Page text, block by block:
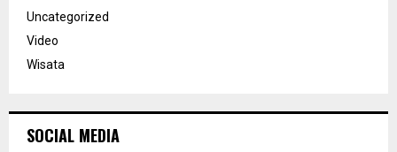
Uncategorized
Video
Wisata
SOCIAL MEDIA